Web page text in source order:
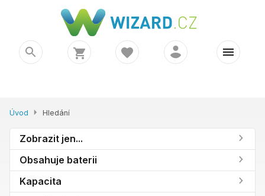
Úvod Hledání
Zobrazit jen...
Obsahuje baterii
Kapacita